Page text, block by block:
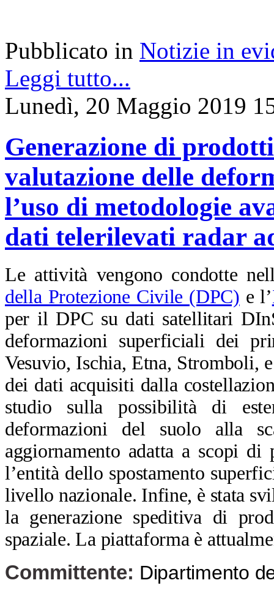
Pubblicato in Notizie in
Leggi tutto...
Lunedì, 20 Maggio 2019
Generazione di
valutazione delle
l’uso di metodologie
dati telerilevati radar
Le attività vengono condotte
della Protezione Civile (DPC) e l’
per il DPC su dati satellitari
deformazioni superficiali dei
Vesuvio, Ischia, Etna, Stromboli,
dei dati acquisiti dalla
studio sulla possibilità di
deformazioni del suolo alla
aggiornamento adatta a scopi
l’entità dello spostamento
livello nazionale. Infine, è stata
la generazione speditiva di
spaziale. La piattaforma è
Committente: Dipartimento